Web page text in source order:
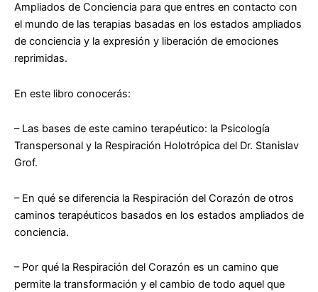
Ampliados de Conciencia para que entres en contacto con
el mundo de las terapias basadas en los estados ampliados
de conciencia y la expresión y liberación de emociones
reprimidas.
En este libro conocerás:
– Las bases de este camino terapéutico: la Psicología
Transpersonal y la Respiración Holotrópica del Dr. Stanislav
Grof.
– En qué se diferencia la Respiración del Corazón de otros
caminos terapéuticos basados en los estados ampliados de
conciencia.
– Por qué la Respiración del Corazón es un camino que
permite la transformación y el cambio de todo aquel que